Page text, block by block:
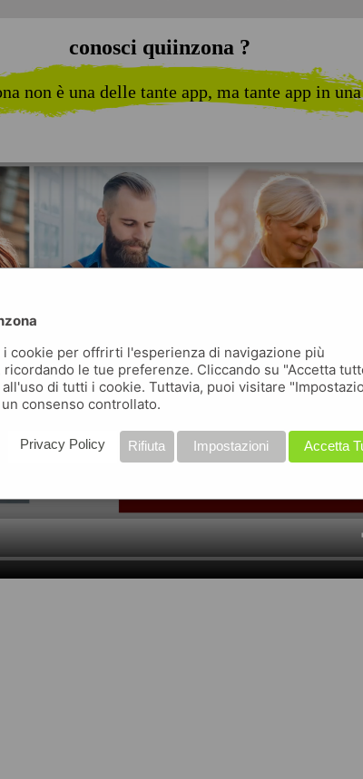
conosci quiinzona ?
non è una delle tante app, ma tante app in
i cookie per offrirti l'esperienza di navigazione più
le tue preferenze. Cliccando su "Accetta
di tutti i cookie. Tuttavia, puoi visitare
consenso controllato.
Accetta
Impostazioni
Rifiuta
Privacy Policy